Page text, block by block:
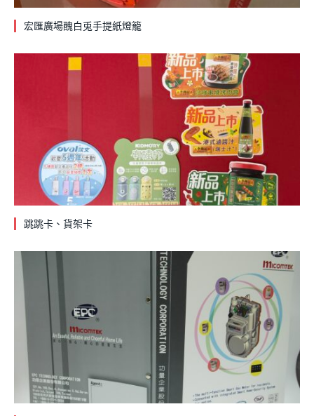
宏匯廣場醜白兎手提紙燈籠
跳跳卡、貨架卡